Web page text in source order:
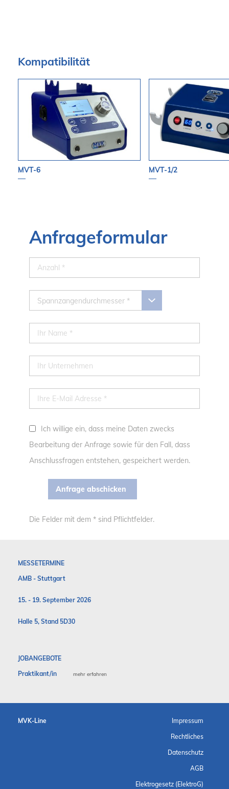
Kompatibilität
MVT-6 MVT-1/2
Anfrageformular
Spannzangendurchmesser *
Ich willige ein, dass meine Daten zwecks
Bearbeitung der Anfrage sowie für den Fall, dass
Anschlussfragen entstehen, gespeichert werden.
Die Felder mit dem * sind Pflichtfelder.
MESSETERMINE
AMB - Stuttgart
15. - 19. September 2026
Halle 5, Stand 5D30
JOBANGEBOTE
Praktikant/in
mehr erfahren
MVK-Line Impressum
Rechtliches
Datenschutz
AGB
Elektrogesetz (ElektroG)